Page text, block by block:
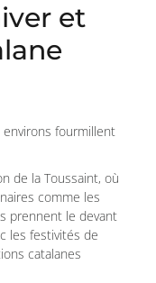
et
environs fourmillent
de la Toussaint, où
comme les
prennent le devant
les festivités de
catalanes